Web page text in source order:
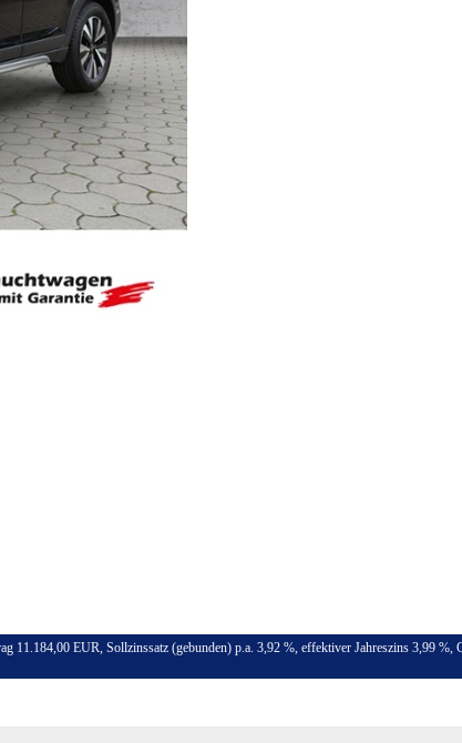
EUR, Sollzinssatz (gebunden) p.a. 3,92 %, effektiver Jahreszins 3,99